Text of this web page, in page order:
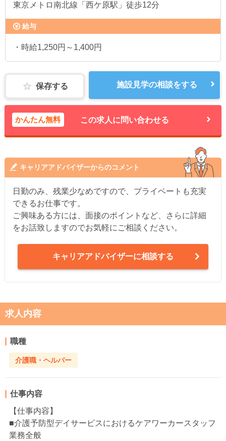
東京メトロ南北線「西ケ原駅」徒歩12分
給与
・時給1,250円～1,400円
保存する 施設見学の相談をする
かんたん無料 この求人に問い合わせる
キャリアアドバイザーからのコメント
日勤のみ、残業少なめですので、プライベートも充実
できるお仕事です。
ご興味ある方には、面接のポイントなど、さらに詳細
をお話致しますのでお気軽にご相談ください。
キャリアアドバイザーに相談する
求人内容
職種
介護職・ヘルパー
仕事内容
【仕事内容】
■介護予防型デイサービスにおけるケアワーカースタッフ
業務全般